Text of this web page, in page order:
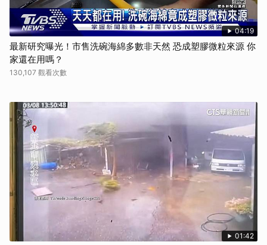
04:19
最新研究曝光！市售洗碗海綿多數非天然 恐成塑膠微粒來源 你
家還在用嗎？
130,107 觀看次數
01:42